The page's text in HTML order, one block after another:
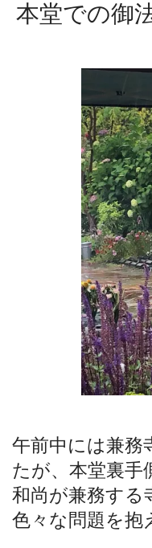
本堂での御
午前中には兼務
たが、本堂裏手
和尚が兼務する
色々な問題を抱